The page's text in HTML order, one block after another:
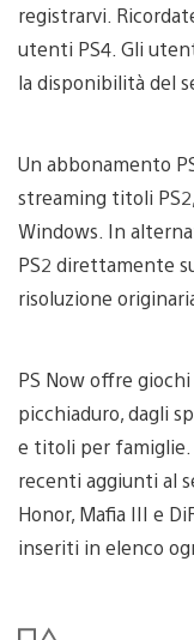
registrarvi.
utenti PS4. Gli
la disponibilità del
Un abbonamento
streaming titoli PS2,
Windows. In
PS2 direttamente
risoluzione
PS Now offre
picchiaduro, dagli
e titoli per famiglie.
recenti aggiunti al
Honor, Mafia III e
inseriti in elenco